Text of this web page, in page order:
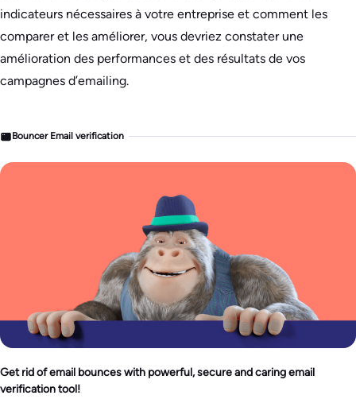
indicateurs nécessaires à votre entreprise et comment les
comparer et les améliorer, vous devriez constater une
amélioration des performances et des résultats de vos
campagnes d’emailing.
Bouncer Email verification
Get rid of email bounces with powerful, secure and caring email
verification tool!